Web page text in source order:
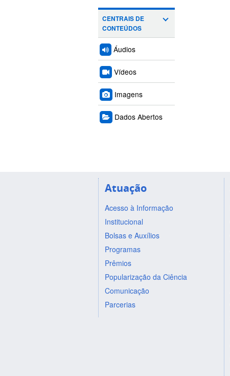
CENTRAIS DE
CONTEÚDOS
Áudios
Vídeos
Imagens
Dados Abertos
Atuação
Acesso à Informação
Institucional
Bolsas e Auxílios
Programas
Prêmios
Popularização da Ciência
Comunicação
Parcerias